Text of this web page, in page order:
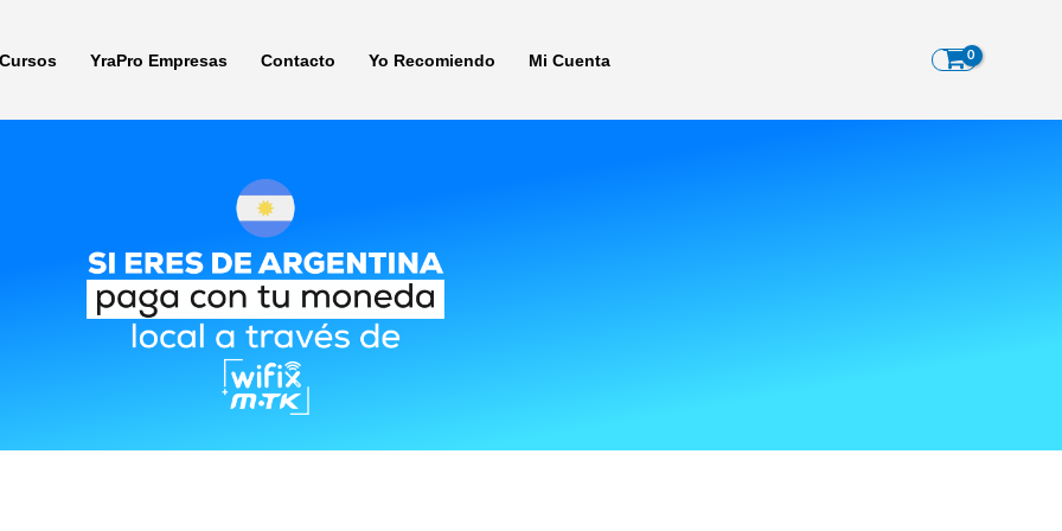
Cursos YraPro Empresas Contacto Yo Recomiendo Mi Cuenta